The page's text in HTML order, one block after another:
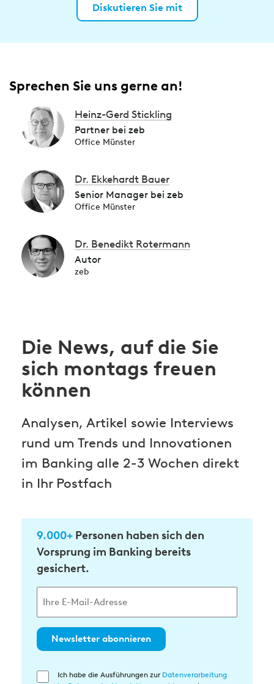
Diskutieren Sie mit
Sprechen Sie uns gerne an!
Heinz-Gerd Stickling
Partner bei zeb
Office Münster
Dr. Ekkehardt Bauer
Senior Manager bei zeb
Office Münster
Dr. Benedikt Rotermann
Autor
zeb
Die News, auf die Sie
sich montags freuen
können
Analysen, Artikel sowie Interviews
rund um Trends und Innovationen
im Banking alle 2-3 Wochen direkt
in Ihr Postfach
9.000+ Personen haben sich den
Vorsprung im Banking bereits
gesichert.
Newsletter abonnieren
Einwilligung
Ich habe die Ausführungen zur Datenverarbeitung